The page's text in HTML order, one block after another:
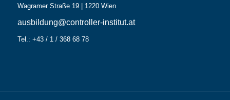
Wagramer Straße 19 | 1220 Wien
ausbildung@controller-institut.at
Tel.: +43 / 1 / 368 68 78